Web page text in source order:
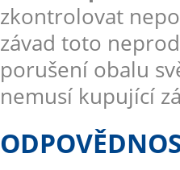
zkontrolovat
závad toto
porušení obalu
nemusí kupující